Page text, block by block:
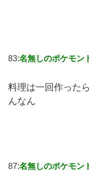
83:名無しのポケモン
料理は一回作った
んなん
87:名無しのポケモン